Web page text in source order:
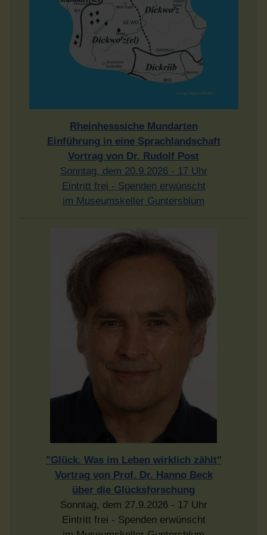
Rheinhesssiche Mundarten
Einführung in eine Sprachlandschaft
Vortrag von Dr. Rudolf Post
Sonntag, dem 20.9.2026 - 17 Uhr
Eintritt frei - Spenden erwünscht
im Museumskeller Guntersblum
"Glück. Was im Leben wirklich zählt"
Vortrag von Prof. Dr. Hanno Beck
über die Glücksforschung
Sonntag, dem 27.9.2026 - 17 Uhr
Eintritt frei - Spenden erwünscht